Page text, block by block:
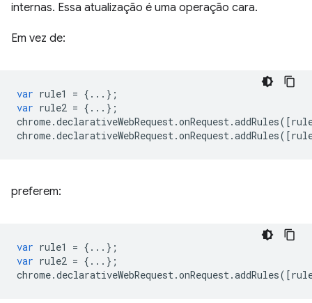
internas. Essa atualização é uma operação cara.
Em vez de:
var rule1 = {...};
var rule2 = {...};
chrome.declarativeWebRequest.onRequest.addRules([
chrome.declarativeWebRequest.onRequest.addRules([
preferem:
var rule1 = {...};
var rule2 = {...};
chrome.declarativeWebRequest.onRequest.addRules([